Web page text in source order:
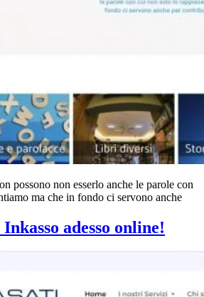
possono non esserlo anche le parole con
ma che in fondo ci servono anche
adesso online!